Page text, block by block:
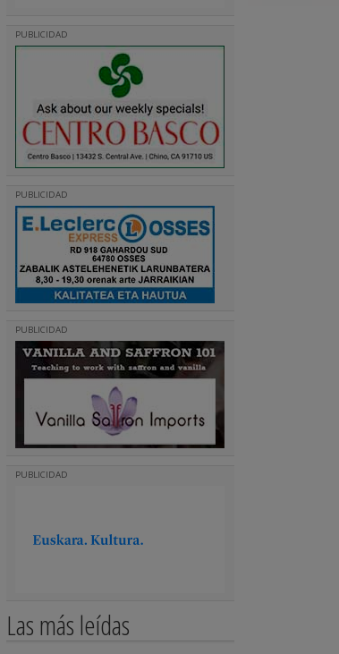
PUBLICIDAD
PUBLICIDAD
PUBLICIDAD
PUBLICIDAD
Las más leídas